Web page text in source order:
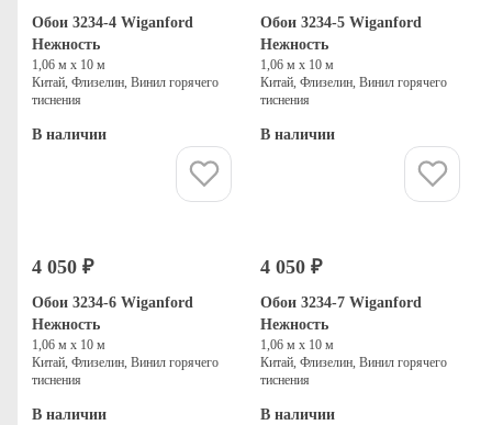
Обои 3234-4 Wiganford
Нежность
1,06 м х 10 м
Китай, Флизелин, Винил горячего
тиснения
В наличии
Обои 3234-5 Wiganford
Нежность
1,06 м х 10 м
Китай, Флизелин, Винил горячего
тиснения
В наличии
4 050 ₽
Обои 3234-6 Wiganford
Нежность
1,06 м х 10 м
Китай, Флизелин, Винил горячего
тиснения
В наличии
4 050 ₽
Обои 3234-7 Wiganford
Нежность
1,06 м х 10 м
Китай, Флизелин, Винил горячего
тиснения
В наличии